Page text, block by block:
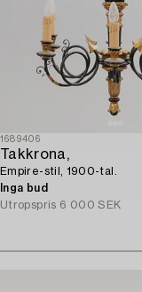
1689406
Takkrona,
Empire-stil, 1900-tal.
Inga bud
Utropspris 6 000 SEK